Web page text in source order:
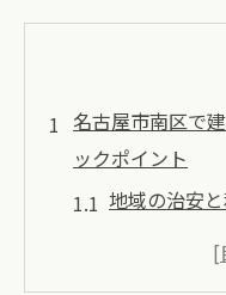
名古屋市南区で
ックポイント
地域の治安
学校や病院